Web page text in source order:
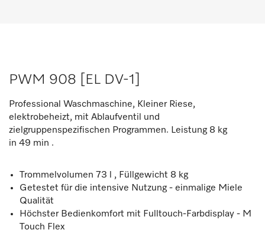
PWM 908 [EL DV-1]
Professional Waschmaschine, Kleiner Riese,
elektrobeheizt, mit Ablaufventil und
zielgruppenspezifischen Programmen. Leistung 8 kg
in 49 min .
Trommelvolumen 73 l , Füllgewicht 8 kg
Getestet für die intensive Nutzung - einmalige Miele
Qualität
Höchster Bedienkomfort mit Fulltouch-Farbdisplay - M
Touch Flex